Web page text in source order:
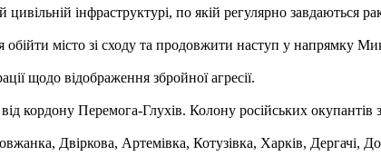
інфраструктурі, по якій регулярно завдаються
місто зі сходу та продовжити наступ у напрямку
щодо відображення збройної агресії.
від кордону Перемога-Глухів. Колону російських
Двіркова, Артемівка, Котузівка, Харків,